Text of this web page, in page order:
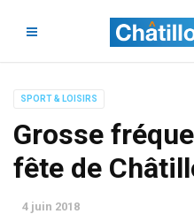
SPORT & LOISIRS
Grosse
fête de
4 juin 2018